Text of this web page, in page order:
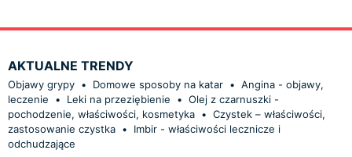
AKTUALNE TRENDY
Objawy grypy • Domowe sposoby na katar • Angina - objawy,
leczenie
• Leki na przeziębienie • Olej z czarnuszki -
pochodzenie, właściwości, kosmetyka • Czystek – właściwości,
zastosowanie czystka •
Imbir - właściwości lecznicze i
odchudzające